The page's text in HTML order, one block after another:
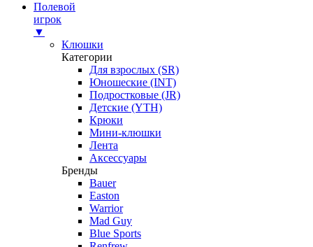
Полевой
игрок
▼
Клюшки
Категории
Для взрослых (SR)
Юношеские (INT)
Подростковые (JR)
Детские (YTH)
Крюки
Мини-клюшки
Лента
Аксессуары
Бренды
Bauer
Easton
Warrior
Mad Guy
Blue Sports